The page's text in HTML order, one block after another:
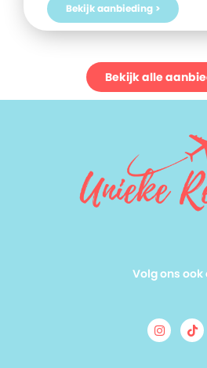
Bekijk aanbieding >
Bekijk alle
Volg ons ook